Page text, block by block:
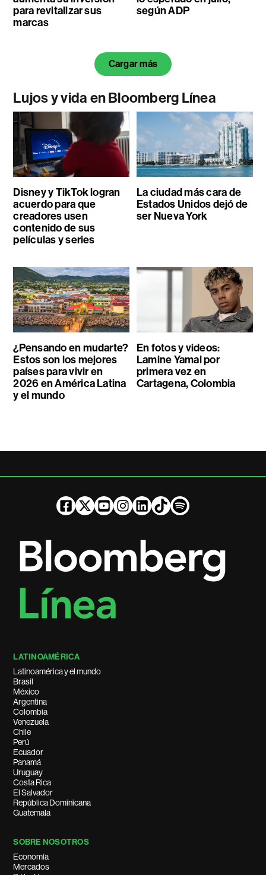
para revitalizar sus
marcas
según ADP
Cargar más
Lujos y vida en Bloomberg Línea
Disney y TikTok logran
acuerdo para que
creadores usen
contenido de sus
películas y series
La ciudad más cara de
Estados Unidos dejó de
ser Nueva York
¿Pensando en mudarte?
Estos son los mejores
países para vivir en
2026 en América Latina
y el mundo
En fotos y videos:
Lamine Yamal por
primera vez en
Cartagena, Colombia
LATINOAMÉRICA
Latinoamérica y el mundo
Brasil
México
Argentina
Colombia
Venezuela
Chile
Perú
Ecuador
Panamá
Uruguay
Costa Rica
El Salvador
República Dominicana
Guatemala
SOBRE NOSOTROS
Economía
Mercados